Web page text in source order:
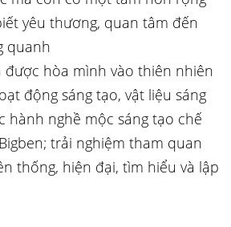
yêu thương, quan tâm đến
quanh
được hòa mình vào thiên nhiên
động sáng tạo, vật liệu sáng
hành nghề mộc sáng tạo chế
trải nghiệm tham quan
thống, hiện đại, tìm hiểu và lập